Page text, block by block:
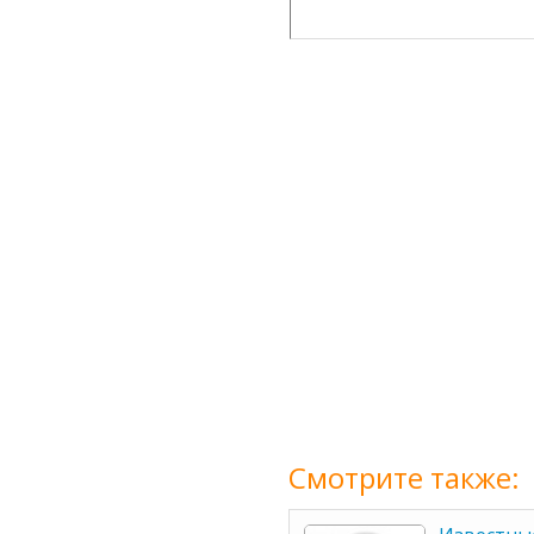
Смотрите также: